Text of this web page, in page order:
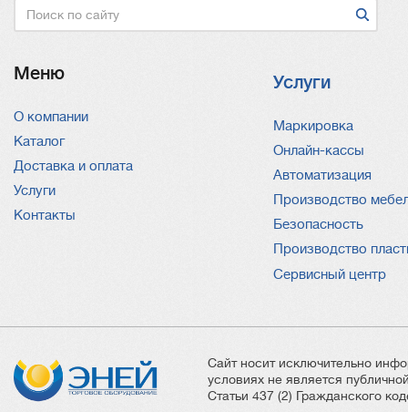
Поиск
Меню
О компании
Каталог
Доставка и оплата
Услуги
Контакты
Услуги
Услуги
Маркировка
Онлайн-кассы
Автоматизация
Производство
Безопасность
Производство
Сервисный центр
Сайт носит исключительно
условиях не является
Статьи 437 (2) Гражданского